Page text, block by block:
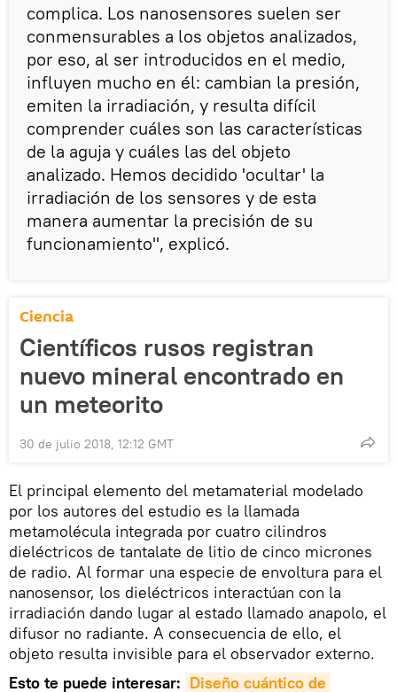
complica. Los nanosensores suelen ser
conmensurables a los objetos analizados,
por eso, al ser introducidos en el medio,
influyen mucho en él: cambian la presión,
emiten la irradiación, y resulta difícil
comprender cuáles son las características
de la aguja y cuáles las del objeto
analizado. Hemos decidido 'ocultar' la
irradiación de los sensores y de esta
manera aumentar la precisión de su
funcionamiento", explicó.
Ciencia
Científicos rusos registran
nuevo mineral encontrado en
un meteorito
30 de julio 2018, 12:12 GMT
El principal elemento del metamaterial modelado
por los autores del estudio es la llamada
metamolécula integrada por cuatro cilindros
dieléctricos de tantalate de litio de cinco micrones
de radio. Al formar una especie de envoltura para el
nanosensor, los dieléctricos interactúan con la
irradiación dando lugar al estado llamado anapolo, el
difusor no radiante. A consecuencia de ello, el
objeto resulta invisible para el observador externo.
Esto te puede interesar: Diseño cuántico de